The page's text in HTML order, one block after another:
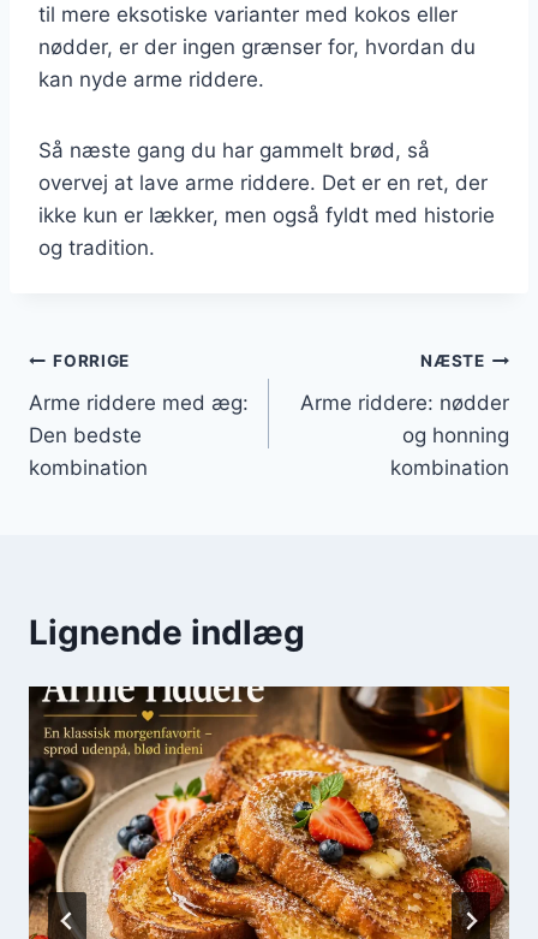
til mere eksotiske varianter med kokos eller
nødder, er der ingen grænser for, hvordan du
kan nyde arme riddere.
Så næste gang du har gammelt brød, så
overvej at lave arme riddere. Det er en ret, der
ikke kun er lækker, men også fyldt med historie
og tradition.
Indlægsnavigation
FORRIGE
Arme riddere med æg:
Den bedste
kombination
NÆSTE
Arme riddere: nødder
og honning
kombination
Lignende indlæg